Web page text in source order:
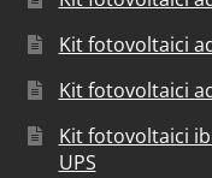
Kit fotovoltaici
Kit fotovoltaici
Kit fotovoltaici
UPS